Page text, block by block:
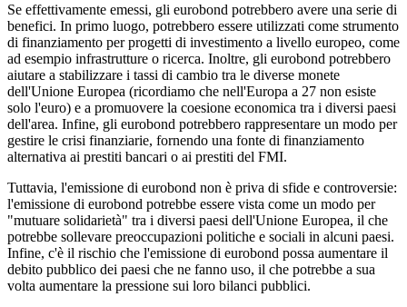
Se effettivamente emessi, gli eurobond potrebbero avere una serie di
benefici. In primo luogo, potrebbero essere utilizzati come strumento
di finanziamento per progetti di investimento a livello europeo, come
ad esempio infrastrutture o ricerca. Inoltre, gli eurobond potrebbero
aiutare a stabilizzare i tassi di cambio tra le diverse monete
dell'Unione Europea (ricordiamo che nell'Europa a 27 non esiste
solo l'euro) e a promuovere la coesione economica tra i diversi paesi
dell'area. Infine, gli eurobond potrebbero rappresentare un modo per
gestire le crisi finanziarie, fornendo una fonte di finanziamento
alternativa ai prestiti bancari o ai prestiti del FMI.
Tuttavia, l'emissione di eurobond non è priva di sfide e controversie:
l'emissione di eurobond potrebbe essere vista come un modo per
"mutuare solidarietà" tra i diversi paesi dell'Unione Europea, il che
potrebbe sollevare preoccupazioni politiche e sociali in alcuni paesi.
Infine, c'è il rischio che l'emissione di eurobond possa aumentare il
debito pubblico dei paesi che ne fanno uso, il che potrebbe a sua
volta aumentare la pressione sui loro bilanci pubblici.